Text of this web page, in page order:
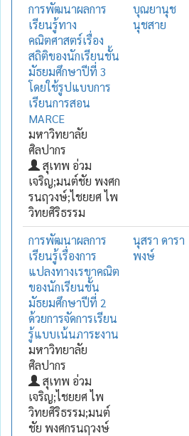
การพัฒนาผลการ
เรียนรู้ทาง
คณิตศาสตร์เรื่อง
สถิติของนักเรียนชั้น
มัธยมศึกษาปีที่ 3
โดยใช้รูปแบบการ
เรียนการสอน
MARCE
มหาวิทยาลัย
ศิลปากร
สุเทพ อ่วม
เจริญ;มนต์ชัย พงศก
รนฤวงษ์;ไชยยศ ไพ
วิทยศิริธรรม
บุณยานุช
นุชสาย
การพัฒนาผลการ
เรียนรู้เรื่องการ
แปลงทางเรขาคณิต
ของนักเรียนชั้น
มัธยมศึกษาปีที่ 2
ด้วยการจัดการเรียน
รู้แบบเน้นภาระงาน
มหาวิทยาลัย
ศิลปากร
สุเทพ อ่วม
เจริญ;ไชยยศ ไพ
วิทยศิริธรรม;มนต์
ชัย พงศกรนฤวงษ์
นุสรา ดารา
พงษ์